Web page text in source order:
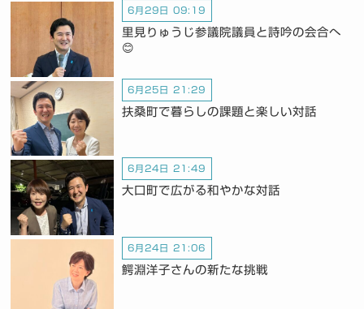
6月29日 09:19
里見りゅうじ参議院議員と詩吟の会合へ
😊
6月25日 21:29
扶桑町で暮らしの課題と楽しい対話
6月24日 21:49
大口町で広がる和やかな対話
6月24日 21:06
鰐淵洋子さんの新たな挑戦